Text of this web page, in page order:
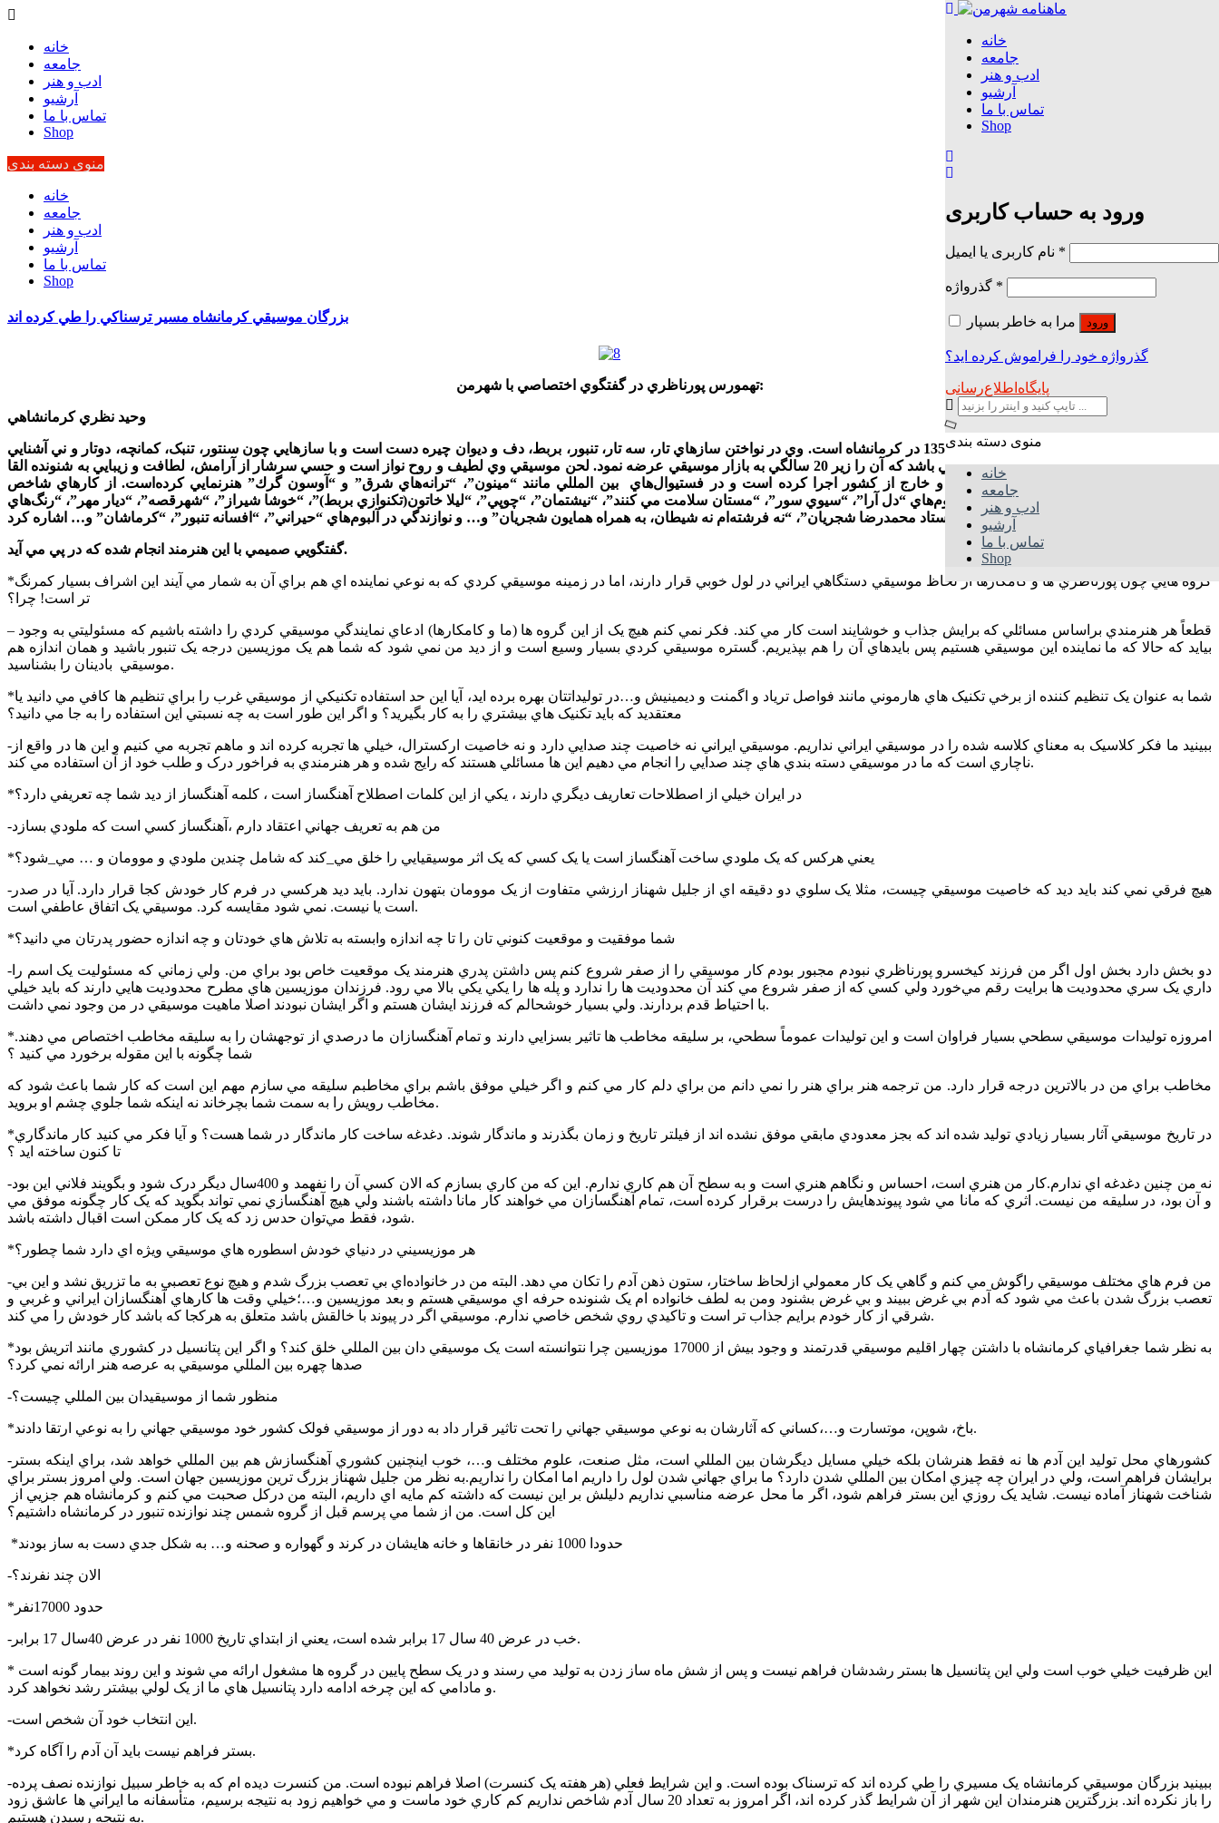
خانه
جامعه
ادب و هنر
آرشیو
تماس با ما
Shop
منوی دسته بندی
خانه
جامعه
ادب و هنر
آرشیو
تماس با ما
Shop
خانه
جامعه
ادب و هنر
آرشیو
تماس با ما
Shop
ورود به حساب کاربری
*
*
مرا به خاطر بسپار ورود
گذرواژه خود را فراموش کرده اید؟
پایگاه‌اطلاع‌رسانی
منوی دسته بندی
خانه
جامعه
ادب و هنر
آرشیو
تماس با ما
Shop
بزرگان موسيقي کرمانشاه مسير ترسناکي را طي کرده اند
تهمورس پورناظري در گفتگوي اختصاصي با شهرمن:
وحيد نظري كرمانشاهي
تهمورس پورناظري متولد 19 بهمن ماه سال 1355 در کرمانشاه است. وي در نواختن سازهاي تار، سه تار، تنبور، بربط، دف و ديوان چيره دست است و با سازهايي چون سنتور، تنبک، کمانچه، دوتار و ني آشنايي
دارد. “آواي باران” اولين کار آهنگسازي وي مي باشد که آن را زير 20 سالگي به بازار موسيقي عرضه نمود. لحن موسيقي وي لطيف و روح نواز است و حسي سرشار از آرامش، لطافت و زيبايي به شنونده القا
مي‌نمايد. وي کنسرت هاي متعددي در ايران و خارج از كشور اجرا کرده است و در فستيوال‌هاي بين المللي مانند “مينون”،‌ “ترانه‌هاي شرق” و “آوسون گرك” هنرنمايي کرده‌است. از كارهاي شاخص
“تهمورس” مي توان به آهنگسازي و تنظيم آلبوم‌هاي “دل آرا”، “سيوي سور”، “مستان سلامت مي کنند”، “نيشتمان”، “چوپي”، “ليلا خاتون(تکنوازي بربط)”، “خوشا شيراز”، “شهرقصه”، “ديار مهر”، “رنگ‌هاي
گفتگويي صميمي با اين هنرمند انجام شده که در پي مي آيد.
*گروه هايي چون پورناظري ها و کامکارها از لحاظ موسيقي دستگاهي ايراني در لول خوبي قرار دارند، اما در زمينه موسيقي کردي که به نوعي نماينده اي هم براي آن به شمار مي آيند اين اشراف بسيار کمرنگ
تر است! چرا؟
– قطعاً هر هنرمندي براساس مسائلي که برايش جذاب و خوشايند است کار مي کند. فکر نمي کنم هيچ يک از اين گروه ها (ما و کامکارها) ادعاي نمايندگي موسيقي کردي را داشته باشيم که مسئوليتي به وجود
بيايد که حالا که ما نماينده اين موسيقي هستيم پس بايدهاي آن را هم بپذيريم. گستره موسيقي کردي بسيار وسيع است و از ديد من نمي شود که شما هم يک موزيسين درجه يک تنبور باشيد و همان اندازه هم
موسيقي بادينان را بشناسيد.
*شما به عنوان يک تنظيم کننده از برخي تکنيک هاي هارموني مانند فواصل ترياد و اگمنت و ديمينيش و…در توليداتتان بهره برده ايد، آيا اين حد استفاده تکنيکي از موسيقي غرب را براي تنظيم ها کافي مي دانيد يا
معتقديد که بايد تکنيک هاي بيشتري را به کار بگيريد؟ و اگر اين طور است به چه نسبتي اين استفاده را به جا مي دانيد؟
-ببينيد ما فکر کلاسيک به معناي کلاسه شده را در موسيقي ايراني نداريم. موسيقي ايراني نه خاصيت چند صدايي دارد و نه خاصيت ارکسترال، خيلي ها تجربه کرده اند و ماهم تجربه مي کنيم و اين ها در واقع از
ناچاري است که ما در موسيقي دسته بندي هاي چند صدايي را انجام مي دهيم اين ها مسائلي هستند که رايج شده و هر هنرمندي به فراخور درک و طلب خود از آن استفاده مي کند.
*در ايران خيلي از اصطلاحات تعاريف ديگري دارند ، يکي از اين کلمات اصطلاح آهنگساز است ، کلمه آهنگساز از ديد شما چه تعريفي دارد؟
-من هم به تعريف جهاني اعتقاد دارم ،آهنگساز کسي است که ملودي بسازد
*يعني هرکس که يک ملودي ساخت آهنگساز است يا يک کسي که يک اثر موسيقيايي را خلق مي_کند که شامل چندين ملودي و موومان و … مي_شود؟
-هيچ فرقي نمي کند بايد ديد که خاصيت موسيقي چيست، مثلا يک سلوي دو دقيقه اي از جليل شهناز ارزشي متفاوت از يک موومان بتهون ندارد. بايد ديد هرکسي در فرم کار خودش کجا قرار دارد. آيا در صدر
است يا نيست. نمي شود مقايسه کرد. موسيقي يک اتفاق عاطفي است.
*شما موفقيت و موقعيت کنوني تان را تا چه اندازه وابسته به تلاش هاي خودتان و چه اندازه حضور پدرتان مي دانيد؟
-دو بخش دارد بخش اول اگر من فرزند کيخسرو پورناظري نبودم مجبور بودم کار موسيقي را از صفر شروع کنم پس داشتن پدري هنرمند يک موقعيت خاص بود براي من. ولي زماني که مسئوليت يک اسم را
داري يک سري محدوديت ها برايت رقم مي‌خورد ولي کسي که از صفر شروع مي کند آن محدوديت ها را ندارد و پله ها را يکي يکي بالا مي رود. فرزندان موزيسين هاي مطرح محدوديت هايي دارند که بايد خيلي
با احتياط قدم بردارند. ولي بسيار خوشحالم که فرزند ايشان هستم و اگر ايشان نبودند اصلا ماهيت موسيقي در من وجود نمي داشت.
*امروزه توليدات موسيقي سطحي بسيار فراوان است و اين توليدات عموماً سطحي، بر سليقه مخاطب ها تاثير بسزايي دارند و تمام آهنگسازان ما درصدي از توجهشان را به سليقه مخاطب اختصاص مي دهند.
شما چگونه با اين مقوله برخورد مي کنيد ؟
مخاطب براي من در بالاترين درجه قرار دارد. من ترجمه هنر براي هنر را نمي دانم من براي دلم کار مي کنم و اگر خيلي موفق باشم براي مخاطبم سليقه مي سازم مهم اين است که کار شما باعث شود که
مخاطب رويش را به سمت شما بچرخاند نه اينکه شما جلوي چشم او برويد.
*در تاريخ موسيقي آثار بسيار زيادي توليد شده اند که بجز معدودي مابقي موفق نشده اند از فيلتر تاريخ و زمان بگذرند و ماندگار شوند. دغدغه ساخت کار ماندگار در شما هست؟ و آيا فکر مي کنيد کار ماندگاري
تا کنون ساخته ايد ؟
-نه من چنين دغدغه اي ندارم.کار من هنري است، احساس و نگاهم هنري است و به سطح آن هم کاري ندارم. اين که من کاري بسازم که الان کسي آن را نفهمد و 400سال ديگر درک شود و بگويند فلاني اين بود
و آن بود، در سليقه من نيست. اثري که مانا مي شود پيوندهايش را درست برقرار کرده است، تمام آهنگسازان مي خواهند کار مانا داشته باشند ولي هيچ آهنگسازي نمي تواند بگويد که يک کار چگونه موفق مي
شود، فقط مي‌توان حدس زد که يک کار ممکن است اقبال داشته باشد.
*هر موزيسيني در دنياي خودش اسطوره هاي موسيقي ويژه اي دارد شما چطور؟
-من فرم هاي مختلف موسيقي راگوش مي کنم و گاهي يک کار معمولي ازلحاظ ساختار، ستون ذهن آدم را تکان مي دهد. البته من در خانواده‌اي بي تعصب بزرگ شدم و هيچ نوع تعصبي به ما تزريق نشد و اين بي
تعصب بزرگ شدن باعث مي شود که آدم بي غرض ببيند و بي غرض بشنود ومن به لطف خانواده ام يک شنونده حرفه اي موسيقي هستم و بعد موزيسين و…؛خيلي وقت ها کارهاي آهنگسازان ايراني و غربي و
شرقي از کار خودم برايم جذاب تر است و تاکيدي روي شخص خاصي ندارم. موسيقي اگر در پيوند با خالقش باشد متعلق به هرکجا که باشد کار خودش را مي کند.
*به نظر شما جغرافياي کرمانشاه با داشتن چهار اقليم موسيقي قدرتمند و وجود بيش از 17000 موزيسين چرا نتوانسته است يک موسيقي دان بين المللي خلق کند؟ و اگر اين پتانسيل در کشوري مانند اتريش بود
صدها چهره بين المللي موسيقي به عرصه هنر ارائه نمي کرد؟
-منظور شما از موسيقيدان بين المللي چيست؟
*باخ، شوپن، موتسارت و…،کساني که آثارشان به نوعي موسيقي جهاني را تحت تاثير قرار داد به دور از موسيقي فولک کشور خود موسيقي جهاني را به نوعي ارتقا دادند.
-کشورهاي محل توليد اين آدم ها نه فقط هنرشان بلکه خيلي مسايل ديگرشان بين المللي است، مثل صنعت، علوم مختلف و…، خوب اينچنين کشوري آهنگسازش هم بين المللي خواهد شد، براي اينکه بستر
برايشان فراهم است، ولي در ايران چه چيزي امکان بين المللي شدن دارد؟ ما براي جهاني شدن لول را داريم اما امکان را نداريم.به نظر من جليل شهناز بزرگ ترين موزيسين جهان است. ولي امروز بستر براي
شناخت شهناز آماده نيست. شايد يک روزي اين بستر فراهم شود، اگر ما محل عرضه مناسبي نداريم دليلش بر اين نيست که داشته کم مايه اي داريم، البته من درکل صحبت مي کنم و کرمانشاه هم جزيي از
اين کل است. من از شما مي پرسم قبل از گروه شمس چند نوازنده تنبور در کرمانشاه داشتيم؟
*حدودا 1000 نفر در خانقاها و خانه هايشان در کرند و گهواره و صحنه و… به شکل جدي دست به ساز بودند
-الان چند نفرند؟
*حدود 17000نفر
-خب در عرض 40 سال 17 برابر شده است، يعني از ابتداي تاريخ 1000 نفر در عرض 40سال 17 برابر.
* اين ظرفيت خيلي خوب است ولي اين پتانسيل ها بستر رشدشان فراهم نيست و پس از شش ماه ساز زدن به توليد مي رسند و در يک سطح پايين در گروه ها مشغول ارائه مي شوند و اين روند بيمار گونه است
و مادامي که اين چرخه ادامه دارد پتانسيل هاي ما از يک لولي بيشتر رشد نخواهد کرد.
-اين انتخاب خود آن شخص است.
*بستر فراهم نيست بايد آن آدم را آگاه کرد.
-ببينيد بزرگان موسيقي کرمانشاه يک مسيري را طي کرده اند که ترسناک بوده است. و اين شرايط فعلي (هر هفته يک کنسرت) اصلا فراهم نبوده است. من کنسرت ديده ام که به خاطر سبيل نوازنده نصف پرده
را باز نکرده اند. بزرگترين هنرمندان اين شهر از آن شرايط گذر کرده اند، اگر امروز به تعداد 20 سال آدم شاخص نداريم کم کاري خود ماست و مي خواهيم زود به نتيجه برسيم، متأسفانه ما ايراني ها عاشق زود
به نتيجه رسيدن هستيم.